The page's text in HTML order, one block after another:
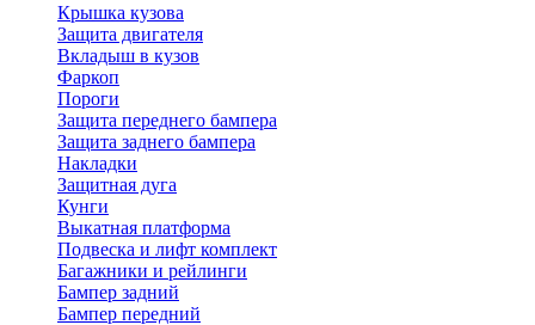
Крышка кузова
Защита двигателя
Вкладыш в кузов
Фаркоп
Пороги
Защита переднего бампера
Защита заднего бампера
Накладки
Защитная дуга
Кунги
Выкатная платформа
Подвеска и лифт комплект
Багажники и рейлинги
Бампер задний
Бампер передний